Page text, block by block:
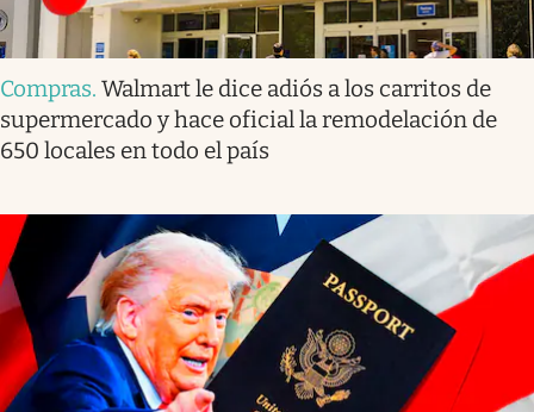
Compras. Walmart le dice adiós a los carritos de
supermercado y hace oficial la remodelación de
650 locales en todo el país